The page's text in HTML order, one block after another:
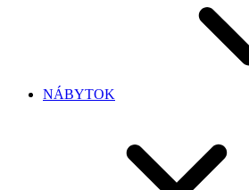
NÁBYTOK